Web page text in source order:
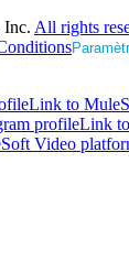
Inc. All rights
Link to
profileLink
Video